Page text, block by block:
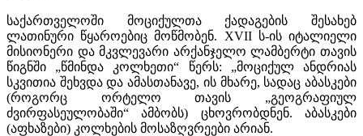
საქართველოში მოციქულთა ქადაგების შესახებ
ლათინური წყაროებიც მოწმობენ. XVII ს-ის იტალიელი
მისიონერი და მკვლევარი არქანჯელო ლამბერტი თავის
წიგნში „წმინდა კოლხეთი“ წერს: „მოციქულ ანდრიას
სკვითია შეხვდა და ამასთანავე, ის მხარე, სადაც აბასკები
(როგორც ორტელო თავის „გეოგრაფიულ
ძვირფასეულობაში“ ამბობს) ცხოვრობდნენ. აბასკები
(აფხაზები) კოლხების მოსაზღვრეები არიან.